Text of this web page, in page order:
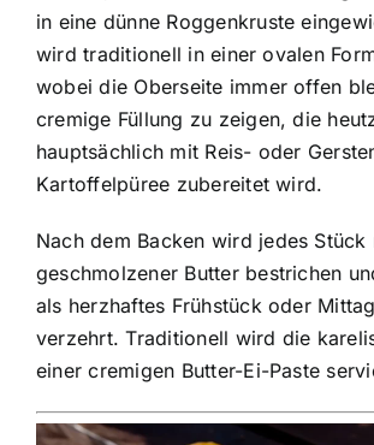
in eine dünne Roggenkruste
wird traditionell in einer ovalen
wobei die Oberseite immer offen
cremige Füllung zu zeigen, die
hauptsächlich mit Reis- oder
Kartoffelpüree zubereitet wird.
Nach dem Backen wird jedes Stück
geschmolzener Butter bestrichen
als herzhaftes Frühstück oder
verzehrt. Traditionell wird die
einer cremigen Butter-Ei-Paste